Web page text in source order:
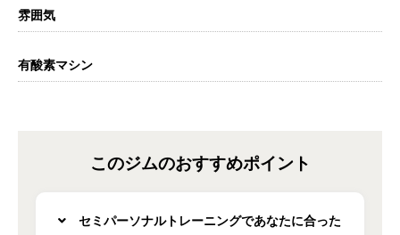
雰囲気
有酸素マシン
このジムのおすすめポイント
セミパーソナルトレーニングであなたに合った